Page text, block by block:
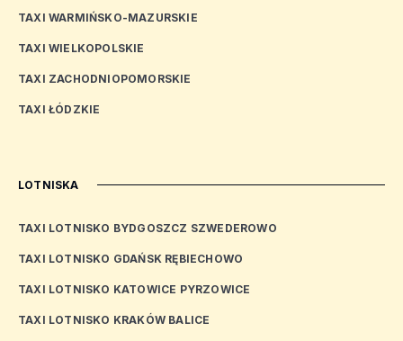
TAXI WARMIŃSKO-MAZURSKIE
TAXI WIELKOPOLSKIE
TAXI ZACHODNIOPOMORSKIE
TAXI ŁÓDZKIE
LOTNISKA
TAXI LOTNISKO BYDGOSZCZ SZWEDEROWO
TAXI LOTNISKO GDAŃSK RĘBIECHOWO
TAXI LOTNISKO KATOWICE PYRZOWICE
TAXI LOTNISKO KRAKÓW BALICE